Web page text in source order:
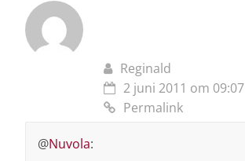
Reginald
2 juni 2011 om 09:07
Permalink
@Nuvola: